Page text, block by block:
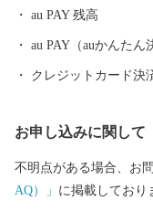
ら注目を集めています。
au PAY 残高
au PAY（auかんた
クレジットカード決
お申し込みに関して
不明点がある場合、お
AQ）」 に掲載しており